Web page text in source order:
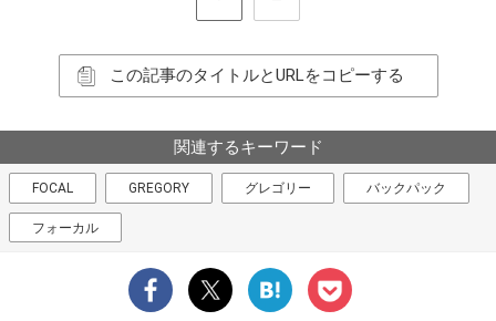
この記事のタイトルとURLをコピーする
関連するキーワード
FOCAL GREGORY グレゴリー バックパック
フォーカル